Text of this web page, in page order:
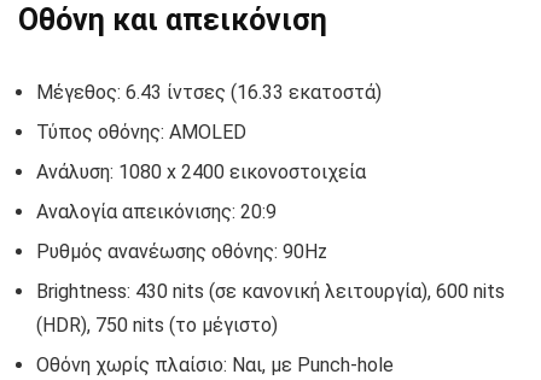
Οθόνη και απεικόνιση
Μέγεθος: 6.43 ίντσες (16.33 εκατοστά)
Τύπος οθόνης: AMOLED
Ανάλυση: 1080 x 2400 εικονοστοιχεία
Αναλογία απεικόνισης: 20:9
Ρυθμός ανανέωσης οθόνης: 90Hz
Brightness: 430 nits (σε κανονική λειτουργία), 600 nits
(HDR), 750 nits (το μέγιστο)
Οθόνη χωρίς πλαίσιο: Ναι, με Punch-hole